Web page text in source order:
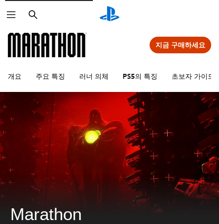
검
색
개요 주요 특징 러너 의체 PS5의 특징 초보자 가이드
지금 구매하세요
Marathon